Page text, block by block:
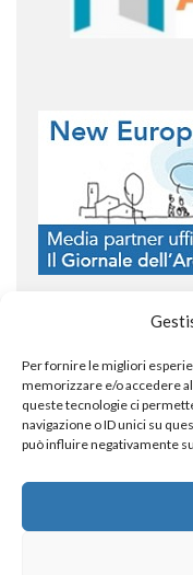
Per fornire le migliori
memorizzare e/o accedere
queste tecnologie ci
navigazione o ID unici su
può influire negativamente
©